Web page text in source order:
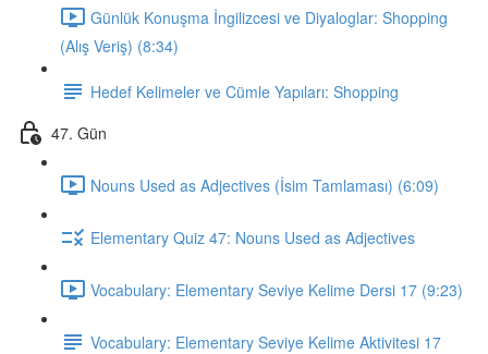
Günlük Konuşma İngilizcesi ve Diyaloglar: Shopping
(Alış Veriş) (8:34)
Hedef Kelimeler ve Cümle Yapıları: Shopping
47. Gün
Nouns Used as Adjectives (İsim Tamlaması) (6:09)
Elementary Quiz 47: Nouns Used as Adjectives
Vocabulary: Elementary Seviye Kelime Dersi 17 (9:23)
Vocabulary: Elementary Seviye Kelime Aktivitesi 17